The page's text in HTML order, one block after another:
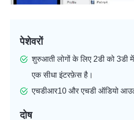
पेशेवरों
शुरुआती लोगों के लिए 2डी को 3डी
एक सीधा इंटरफ़ेस है।
एचडीआर10 और एचडी ऑडियो
दोष